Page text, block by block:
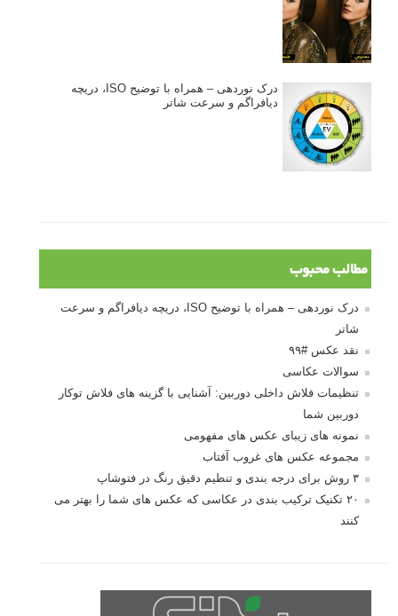
درک نوردهی – همراه با توضیح ISO، دریچه
دیافراگم و سرعت شاتر
مطالب محبوب
درک نوردهی – همراه با توضیح ISO، دریچه دیافراگم و سرعت
شاتر
نقد عکس #۹۹
سوالات عکاسی
تنظیمات فلاش داخلی دوربین: آشنایی با گزینه های فلاش توکار
دوربین شما
نمونه های زیبای عکس های مفهومی
مجموعه عکس های غروب آفتاب
۳ روش برای درجه بندی و تنظیم دقیق رنگ در فتوشاپ
۲۰ تکنیک ترکیب بندی در عکاسی که عکس های شما را بهتر می
کنند